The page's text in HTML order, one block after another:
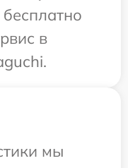
в
мы